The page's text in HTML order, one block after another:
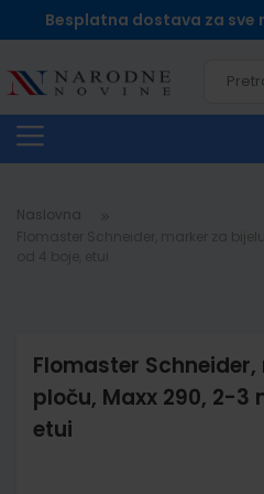
Besplatna dostava za sve
Naslovna
Flomaster
ploču, Maxx 290, 2-3
etui